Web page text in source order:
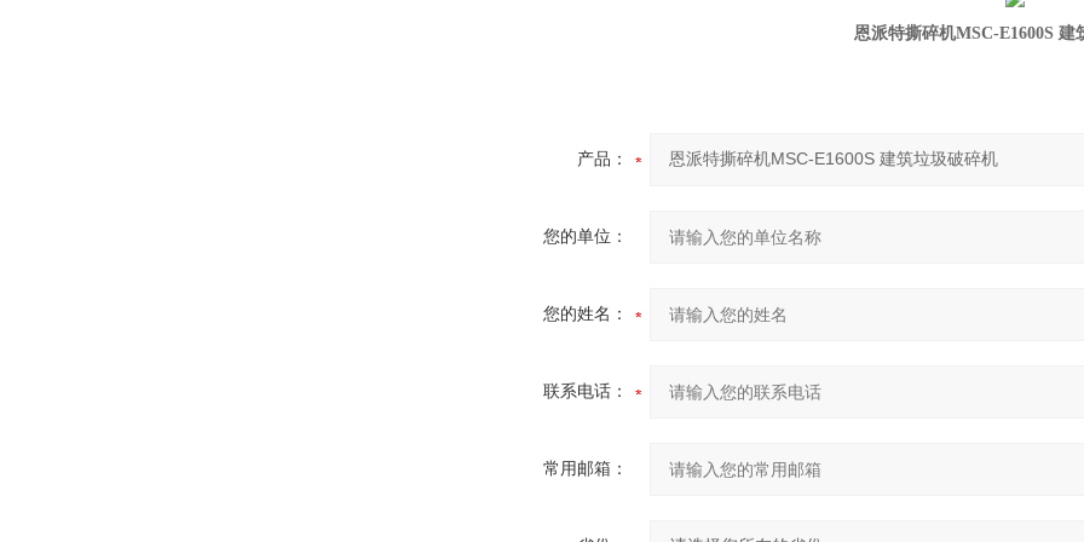
恩派特撕碎机MSC-E1600S 建
产品：
您的单位：
您的姓名：
联系电话：
常用邮箱：